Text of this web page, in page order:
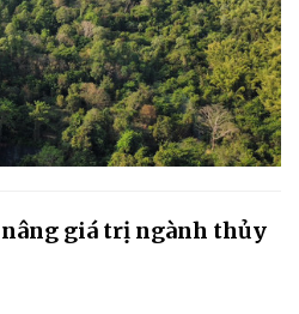
giá trị ngành thủy